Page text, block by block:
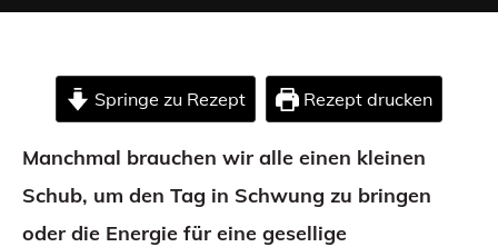
Springe zu Rezept Rezept drucken
Manchmal brauchen wir alle einen kleinen
Schub, um den Tag in Schwung zu bringen
oder die Energie für eine gesellige